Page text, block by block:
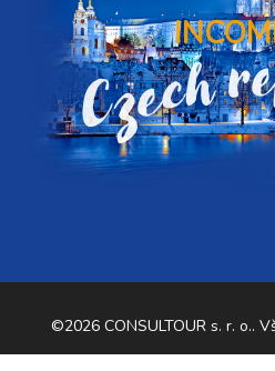
Czech
©2026 CONSULTOUR s. r. o..